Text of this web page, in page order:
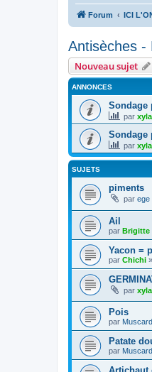
Forum ICI
Antisèches -
Nouveau sujet
ANNONCES
Sondage
par
Sondage
par
SUJETS
piments
par ege
Ail
par Brigitte
Yacon =
par Chichi
par
Pois
par
Patate
par